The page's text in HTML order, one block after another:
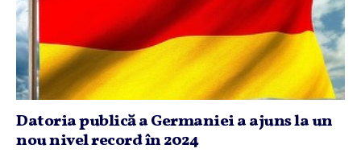
Datoria publică a Germaniei a ajuns la un
nou nivel record în 2024